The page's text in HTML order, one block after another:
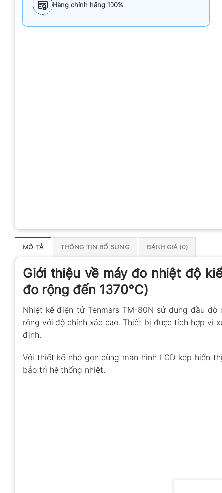
Hàng chính hãng 100%
MÔ TẢ THÔNG TIN BỔ SUNG ĐÁNH GIÁ (0)
Giới thiệu về máy đo nhiệt độ
đo rộng đến 1370°C)
Nhiệt kế điện tử Tenmars TM-80N sử dụng đầu
rộng với độ chính xác cao. Thiết bị được tích hợp vi
định.
Với thiết kế nhỏ gọn cùng màn hình LCD kép hiển
bảo trì hệ thống nhiệt.